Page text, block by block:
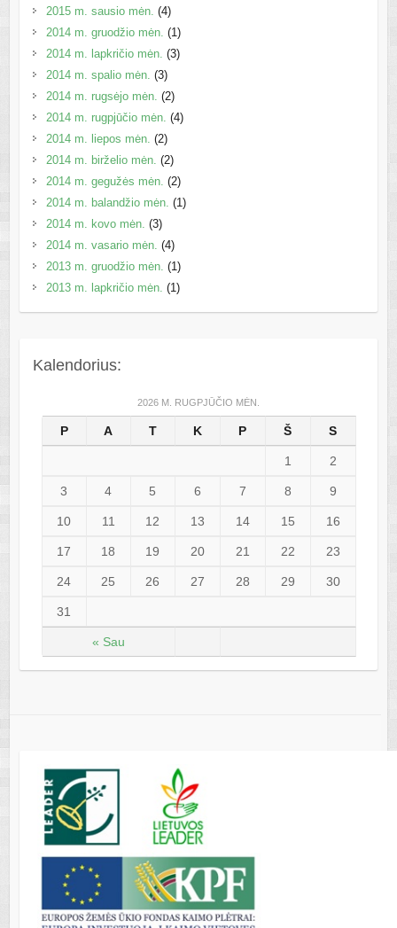
2015 m. sausio mėn. (4)
2014 m. gruodžio mėn. (1)
2014 m. lapkričio mėn. (3)
2014 m. spalio mėn. (3)
2014 m. rugsėjo mėn. (2)
2014 m. rugpjūčio mėn. (4)
2014 m. liepos mėn. (2)
2014 m. birželio mėn. (2)
2014 m. gegužės mėn. (2)
2014 m. balandžio mėn. (1)
2014 m. kovo mėn. (3)
2014 m. vasario mėn. (4)
2013 m. gruodžio mėn. (1)
2013 m. lapkričio mėn. (1)
Kalendorius:
2026 M. RUGPJŪČIO MĖN.
P A T K P Š S
« Sau
1 2
3 4 5 6 7 8 9
10 11 12 13 14 15 16
17 18 19 20 21 22 23
24 25 26 27 28 29 30
31